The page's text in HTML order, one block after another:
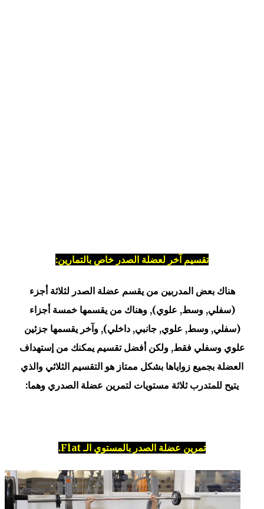
تقسيم آخر لعضلة الصدر خاص بالتمارين:
هناك بعض المدربين من يقسم عضلة الصدر لثلاثة أجزء
(سفلي, وسط, علوي), وهناك من يقسمها خمسة أجزاء
(سفلي, وسط, علوي, جانبي, داخلي), وآخر يقسمها جزئين
علوي وسفلي فقط, ولكن أفضل تقسيم يمكنك من إستهداف
العضلة بجميع زواياها بشكل ممتاز هو التقسيم الثلاثي والذي
يتيح للمتدرب ثلاثة مستويات لتمرين عضلة الصدري وهما:
تمرين عضلة الصدر بالمستوي الـ Flat.